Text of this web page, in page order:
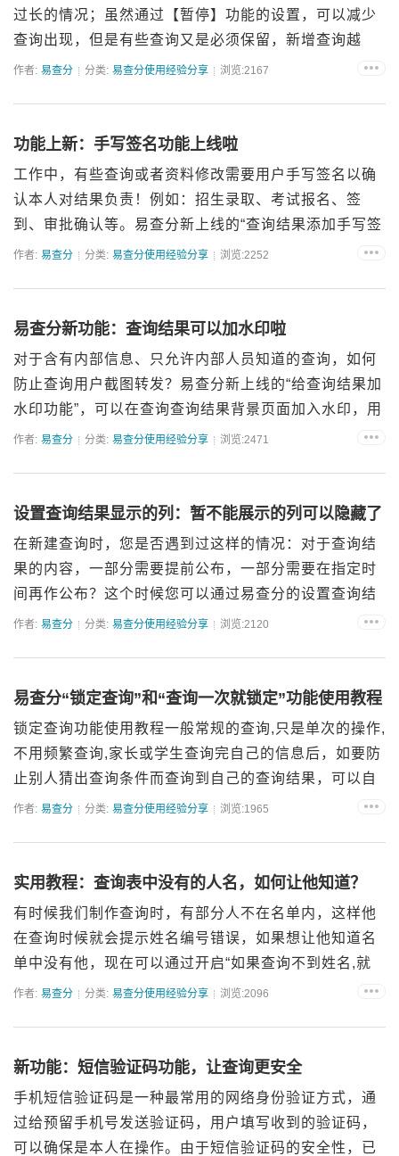
过长的情况；虽然通过【暂停】功能的设置，可以减少
查询出现，但是有些查询又是必须保留，新增查询越
多，列表就越来越长，对于这个问题一直没有很好的解
作者: 易查分 分类: 易查分使用经验分享 浏览:2167
功能上新：手写签名功能上线啦
工作中，有些查询或者资料修改需要用户手写签名以确
认本人对结果负责！例如：招生录取、考试报名、签
到、审批确认等。易查分新上线的“查询结果添加手写签
名”功能，可以让用户在查询结果页面手写签名，以此来
作者: 易查分 分类: 易查分使用经验分享 浏览:2252
易查分新功能：查询结果可以加水印啦
对于含有内部信息、只允许内部人员知道的查询，如何
防止查询用户截图转发？易查分新上线的“给查询结果加
水印功能”，可以在查询查询结果背景页面加入水印，用
于禁止截屏的查询，如果被截屏，可以根据水印人名追
作者: 易查分 分类: 易查分使用经验分享 浏览:2471
设置查询结果显示的列：暂不能展示的列可以隐藏了
在新建查询时，您是否遇到过这样的情况：对于查询结
果的内容，一部分需要提前公布，一部分需要在指定时
间再作公布？这个时候您可以通过易查分的设置查询结
果显示的列，来控制查询结果页面向用户展示的列；如
作者: 易查分 分类: 易查分使用经验分享 浏览:2120
易查分“锁定查询”和“查询一次就锁定”功能使用教程
锁定查询功能使用教程一般常规的查询,只是单次的操作,
不用频繁查询,家长或学生查询完自己的信息后，如要防
止别人猜出查询条件而查询到自己的查询结果，可以自
主锁定自己的查询来实现。发布者可以通过开启“锁定查
作者: 易查分 分类: 易查分使用经验分享 浏览:1965
实用教程：查询表中没有的人名，如何让他知道？
有时候我们制作查询时，有部分人不在名单内，这样他
在查询时候就会提示姓名编号错误，如果想让他知道名
单中没有他，现在可以通过开启“如果查询不到姓名,就
提示名单中没有您的名字”功能,来提醒他。例如：我们
作者: 易查分 分类: 易查分使用经验分享 浏览:2096
新功能：短信验证码功能，让查询更安全
手机短信验证码是一种最常用的网络身份验证方式，通
过给预留手机号发送验证码，用户填写收到的验证码，
可以确保是本人在操作。由于短信验证码的安全性，已